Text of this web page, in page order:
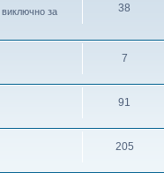
за
38
7
91
205